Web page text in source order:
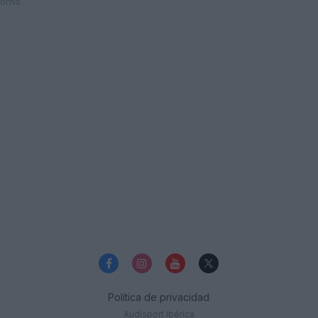
Política de privacidad
Audisport Ibérica